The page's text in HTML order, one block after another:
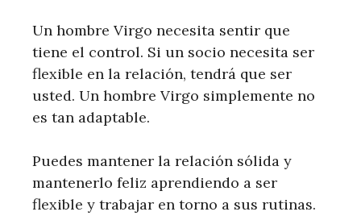
Un hombre Virgo necesita sentir que
tiene el control. Si un socio necesita ser
flexible en la relación, tendrá que ser
usted. Un hombre Virgo simplemente no
es tan adaptable.
Puedes mantener la relación sólida y
mantenerlo feliz aprendiendo a ser
flexible y trabajar en torno a sus rutinas.